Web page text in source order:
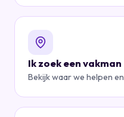
Ik zoek een vakman
Bekijk waar we helpen